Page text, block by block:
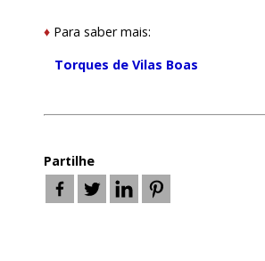
♦ Para saber mais:
Torques de Vilas Boas
Partilhe